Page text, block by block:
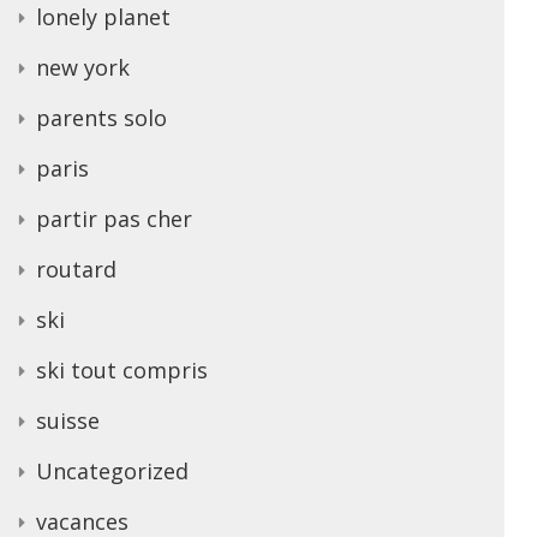
lonely planet
new york
parents solo
paris
partir pas cher
routard
ski
ski tout compris
suisse
Uncategorized
vacances